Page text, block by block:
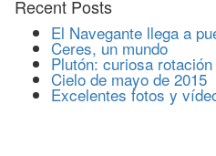
Recent Posts
El Navegante llega a
Ceres, un mundo
Plutón: curiosa
Cielo de mayo de 2015
Excelentes fotos y